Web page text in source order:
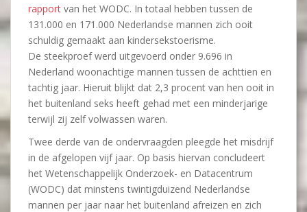
rapport van het WODC. In totaal hebben tussen de
131.000 en 171.000 Nederlandse mannen zich ooit
schuldig gemaakt aan kindersekstoerisme.
De steekproef werd uitgevoerd onder 9.696 in
Nederland woonachtige mannen tussen de achttien en
tachtig jaar. Hieruit blijkt dat 2,3 procent van hen ooit in
het buitenland seks heeft gehad met een minderjarige
terwijl zij zelf volwassen waren.
Twee derde van de ondervraagden pleegde het misdrijf
in de afgelopen vijf jaar. Op basis hiervan concludeert
het Wetenschappelijk Onderzoek- en Datacentrum
(WODC) dat minstens twintigduizend Nederlandse
mannen per jaar naar het buitenland afreizen en zich